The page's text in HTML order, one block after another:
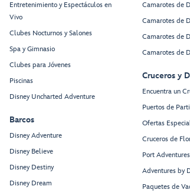
Entretenimiento y Espectáculos en
Vivo
Clubes Nocturnos y Salones
Spa y Gimnasio
Clubes para Jóvenes
Piscinas
Disney Uncharted Adventure
Barcos
Disney Adventure
Disney Believe
Disney Destiny
Disney Dream
Camarotes de
Camarotes de
Camarotes de
Camarotes de
Cruceros y
Encuentra un
Puertos de
Ofertas
Cruceros de
Port Adventures
Adventures by
Paquetes de